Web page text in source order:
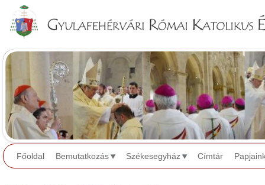
Főoldal Bemutatkozás Székesegyház Címtár